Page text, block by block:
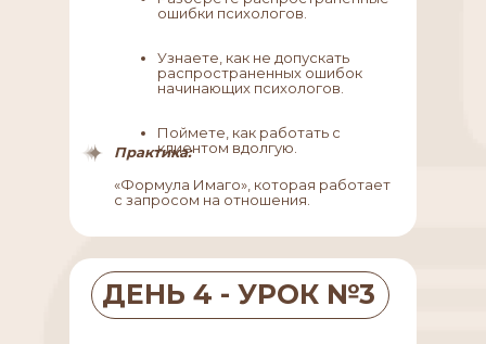
ошибки психологов.
Узнаете, как не допускать
распространенных ошибок
начинающих психологов.
Поймете, как работать с
клиентом вдолгую.
Практика:
«Формула Имаго», которая работает
с запросом на отношения.
ДЕНЬ 4 - УРОК №3